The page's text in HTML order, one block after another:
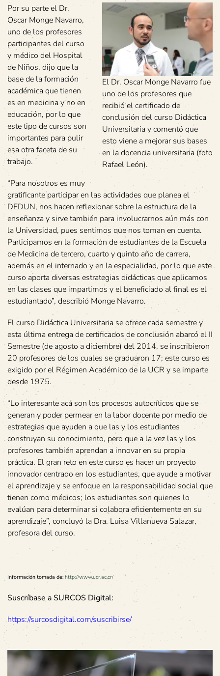
El Dr. Oscar Monge Navarro fue
uno de los profesores que
recibió el certificado de
conclusión del curso Didáctica
Universitaria y comentó que
esto viene a mejorar sus bases
en la docencia universitaria (foto
Rafael León).
Por su parte el Dr.
Oscar Monge Navarro,
uno de los profesores
participantes del curso
y médico del Hospital
de Niños, dijo que la
base de la formación
académica que tienen
es en medicina y no en
educación, por lo que
este tipo de cursos son
importantes para pulir
esa otra faceta de su
trabajo.
“Para nosotros es muy
gratificante participar en las actividades que planea el
DEDUN, nos hacen reflexionar sobre la estructura de la
enseñanza y sirve también para involucrarnos aún más con
la Universidad, pues sentimos que nos toman en cuenta.
Participamos en la formación de estudiantes de la Escuela
de Medicina de tercero, cuarto y quinto año de carrera,
además en el internado y en la especialidad, por lo que este
curso aporta diversas estrategias didácticas que aplicamos
en las clases que impartimos y el beneficiado al final es el
estudiantado”, describió Monge Navarro.
El curso Didáctica Universitaria se ofrece cada semestre y
esta última entrega de certificados de conclusión abarcó el II
Semestre (de agosto a diciembre) del 2014, se inscribieron
20 profesores de los cuales se graduaron 17; este curso es
exigido por el Régimen Académico de la UCR y se imparte
desde 1975.
“Lo interesante acá son los procesos autocríticos que se
generan y poder permear en la labor docente por medio de
estrategias que ayuden a que las y los estudiantes
construyan su conocimiento, pero que a la vez las y los
profesores también aprendan a innovar en su propia
práctica. El gran reto en este curso es hacer un proyecto
innovador centrado en los estudiantes, que ayude a motivar
el aprendizaje y se enfoque en la responsabilidad social que
tienen como médicos; los estudiantes son quienes lo
evalúan para determinar si colabora eficientemente en su
aprendizaje”, concluyó la Dra. Luisa Villanueva Salazar,
profesora del curso.
Información tomada de: http://www.ucr.ac.cr/
Suscríbase a SURCOS Digital:
https://surcosdigital.com/suscribirse/